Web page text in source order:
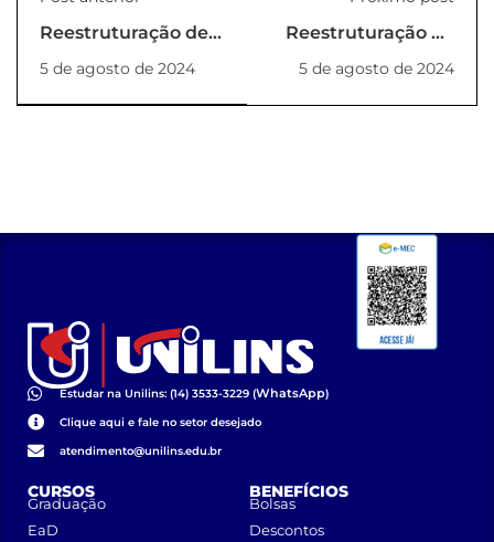
Reestruturação de
NDE
(PORTARIA_34_2024_REITORIA)
5 de agosto de 2024
Reestruturação de
5 de agosto de 2024
Estudar na Unilins: (14) 3533-3229 (WhatsApp)
Clique aqui e fale no setor desejado
atendimento@unilins.edu.br
CURSOS
Graduação
EaD
BENEFÍCIOS
Bolsas
Descontos